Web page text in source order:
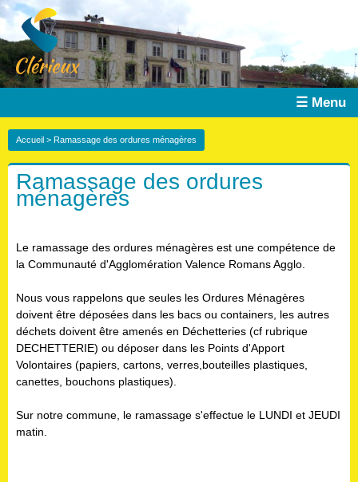
☰ Menu
Accueil > Ramassage des ordures ménagères
Ramassage des ordures
ménagères
Le ramassage des ordures ménagères est une compétence de
la Communauté d'Agglomération Valence Romans Agglo.
Nous vous rappelons que seules les Ordures Ménagères
doivent être déposées dans les bacs ou containers, les autres
déchets doivent être amenés en Déchetteries (cf rubrique
DECHETTERIE) ou déposer dans les Points d'Apport
Volontaires (papiers, cartons, verres,bouteilles plastiques,
canettes, bouchons plastiques).
Sur notre commune, le ramassage s'effectue le LUNDI et JEUDI
matin.